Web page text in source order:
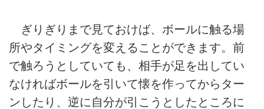
ぎりぎりまで見ておけば、ボールに触る場
所やタイミングを変えることができます。前
で触ろうとしていても、相手が足を出してい
なければボールを引いて懐を作ってからター
ンしたり、逆に自分が引こうとしたところに